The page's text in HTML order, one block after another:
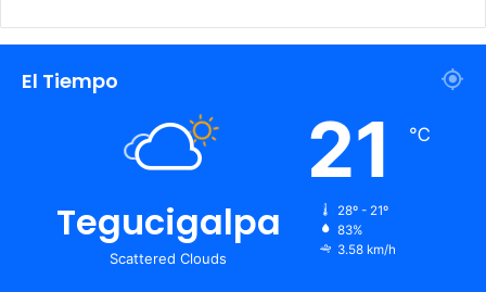
El Tiempo
Tegucigalpa
Scattered Clouds
21 ℃
28º - 21º
83%
3.58 km/h